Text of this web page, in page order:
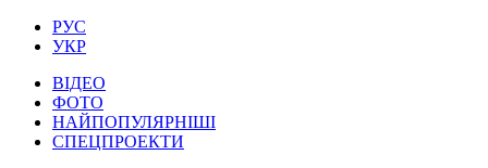
РУС
УКР
ВІДЕО
ФОТО
НАЙПОПУЛЯРНІШІ
СПЕЦПРОЕКТИ